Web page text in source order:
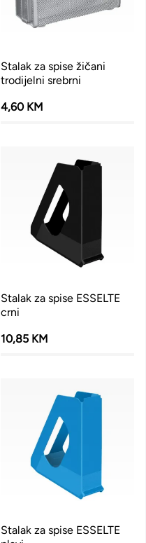
Stalak za spise žičani
trodijelni srebrni
4,60 KM
Stalak za spise ESSELTE
crni
10,85 KM
Stalak za spise ESSELTE